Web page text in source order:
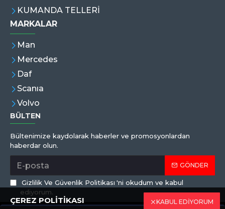
KUMANDA TELLERİ
MARKALAR
Man
Mercedes
Daf
Scanıa
Volvo
BÜLTEN
Bültenimize kaydolarak haberler ve promosyonlardan
haberdar olun.
GÖNDER
Gizlilik Ve Güvenlik Politikası 'ni okudum ve kabul
ediyorum.
KABUL EDİYORUM
ÇEREZ POLİTİKASI